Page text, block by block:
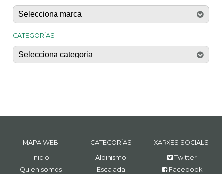
CATEGORÍAS
MAPA WEB
Inicio
Quien somos
CATEGORÍAS
Alpinismo
Escalada
XARXES SOCIALS
Twitter
Facebook